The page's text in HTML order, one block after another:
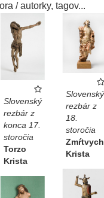
/ autorky, tagov...
Slovenský
rezbár z
konca 17.
storočia
Torzo
Krista
Slovenský
rezbár z
18.
storočia
Krista